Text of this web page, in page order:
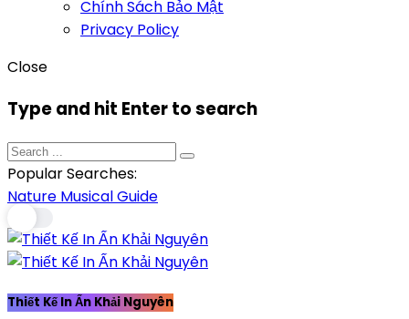
Chính Sách Bảo Mật
Privacy Policy
Close
Type and hit Enter to search
Popular Searches:
Nature MusicalGuide
Thiết Kế In Ấn Khải Nguyên